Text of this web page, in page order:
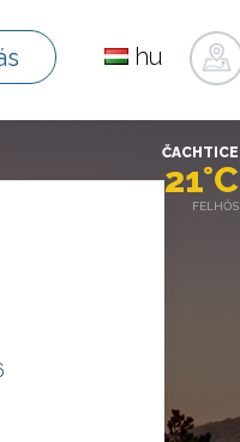
hu
ČACHTICE
21°C
FELHŐS